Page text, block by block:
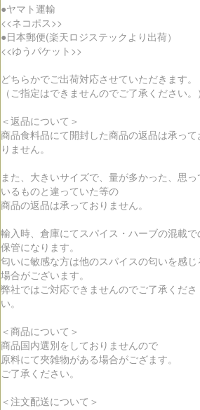
●ヤマト運輸
<<ネコポス>>
●日本郵便(楽天ロジステックより出荷）
<<ゆうパケット>>
どちらかでご出荷対応させていただきます。
（ご指定はできませんのでご了承ください。）
＜返品について＞
商品食料品にて開封した商品の返品は承って
りません。
また、大きいサイズで、量が多かった、思っ
いるものと違っていた等の
商品の返品は承っておりません。
輸入時、倉庫にてスパイス・ハーブの混載で
保管になります。
匂いに敏感な方は他のスパイスの匂いを感じ
場合がございます。
弊社ではご対応できませんのでご了承くださ
い。
＜商品について＞
商品国内選別をしておりませんので
原料にて夾雑物がある場合がござます。
ご了承ください。
＜注文配送について＞